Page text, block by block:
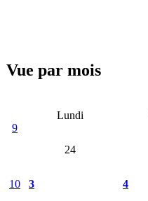
Vue par mois
Lundi
9
24
10 3 4